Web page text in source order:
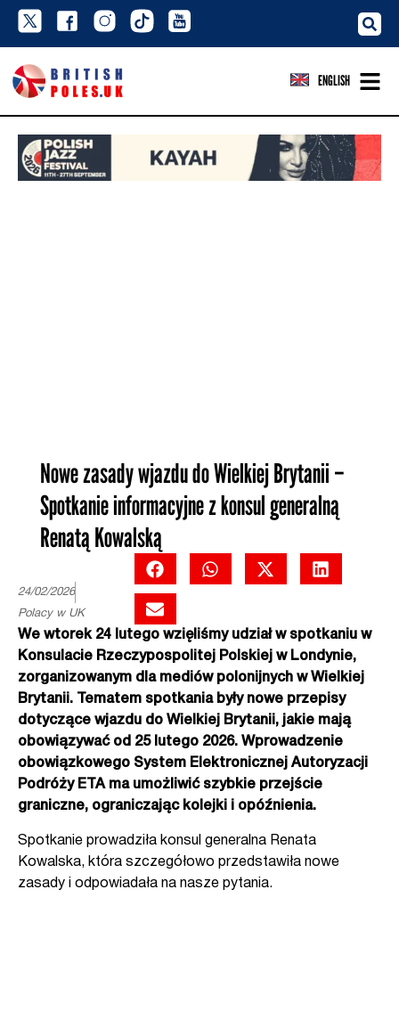
ENGLISH
Nowe zasady wjazdu do Wielkiej Brytanii –
Spotkanie informacyjne z konsul generalną
Renatą Kowalską
24/02/2026
Polacy w UK
We wtorek 24 lutego wzięliśmy udział w spotkaniu w
Konsulacie Rzeczypospolitej Polskiej w Londynie,
zorganizowanym dla mediów polonijnych w Wielkiej
Brytanii. Tematem spotkania były nowe przepisy
dotyczące wjazdu do Wielkiej Brytanii, jakie mają
obowiązywać od 25 lutego 2026. Wprowadzenie
obowiązkowego System Elektronicznej Autoryzacji
Podróży ETA ma umożliwić szybkie przejście
graniczne, ograniczając kolejki i opóźnienia.
Spotkanie prowadziła konsul generalna Renata
Kowalska, która szczegółowo przedstawiła nowe
zasady i odpowiadała na nasze pytania.